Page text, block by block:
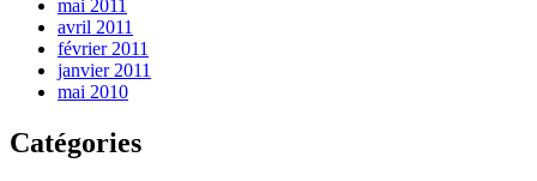
mai 2011
avril 2011
février 2011
janvier 2011
mai 2010
Catégories